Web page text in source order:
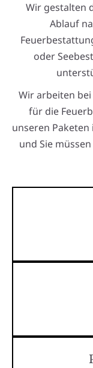
Wir gestalten
Ablauf
oder
Wir arbeiten
für die
unseren
und Sie